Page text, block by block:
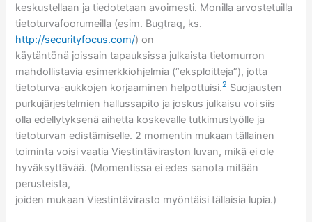
keskustellaan ja tiedotetaan avoimesti. Monilla arvostetuilla
tietoturvafoorumeilla (esim. Bugtraq, ks.
http://securityfocus.com/) on
käytäntönä joissain tapauksissa julkaista tietomurron
mahdollistavia esimerkkiohjelmia (“eksploitteja”), jotta
tietoturva-aukkojen korjaaminen helpottuisi.2 Suojausten
purkujärjestelmien hallussapito ja joskus julkaisu voi siis
olla edellytyksenä aihetta koskevalle tutkimustyölle ja
tietoturvan edistämiselle. 2 momentin mukaan tällainen
toiminta voisi vaatia Viestintäviraston luvan, mikä ei ole
hyväksyttävää. (Momentissa ei edes sanota mitään
perusteista,
joiden mukaan Viestintävirasto myöntäisi tällaisia lupia.)